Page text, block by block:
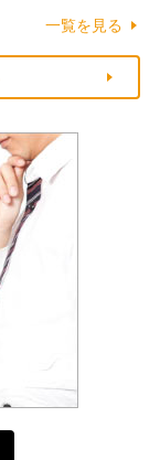
一覧を見る